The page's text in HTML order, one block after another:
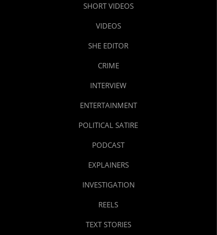
SHORT VIDEOS
VIDEOS
SHE EDITOR
CRIME
INTERVIEW
ENTERTAINMENT
POLITICAL SATIRE
PODCAST
EXPLAINERS
INVESTIGATION
REELS
TEXT STORIES